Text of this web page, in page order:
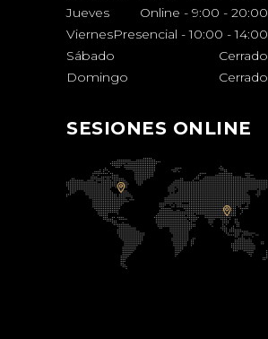
Jueves
Online - 9:00 - 20:00
ViernesPresencial - 10:00 - 14:00
Sábado
Cerrado
Domingo
Cerrado
SESIONES ONLINE